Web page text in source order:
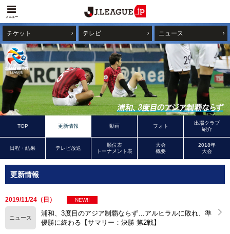
メニュー
チケット テレビ ニュース
TOP 更新情報 動画 フォト
出場クラブ
紹介
日程・結果 テレビ放送
順位表
トーナメント表
大会
概要
2018年
大会
更新情報
2019/11/24（日） NEW!!
ニュース
浦和、3度目のアジア制覇ならず…アルヒラルに敗れ、準
優勝に終わる【サマリー：決勝 第2戦】